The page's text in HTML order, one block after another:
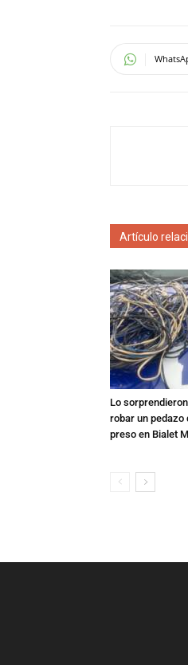
Artículo
Lo
robar un pedazo
preso en Bialet